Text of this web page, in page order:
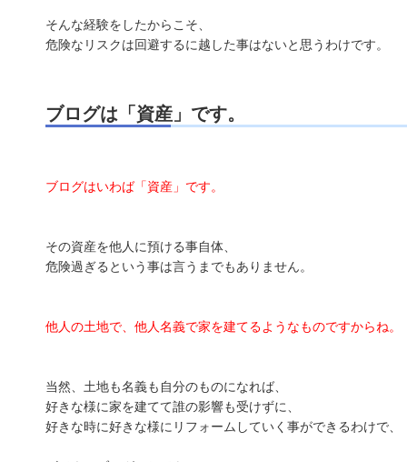
そんな経験をしたからこそ、
危険なリスクは回避するに越した事はないと思うわけです。
ブログは「資産」です。
ブログはいわば「資産」です。
その資産を他人に預ける事自体、
危険過ぎるという事は言うまでもありません。
他人の土地で、他人名義で家を建てるようなものですからね。
当然、土地も名義も自分のものになれば、
好きな様に家を建てて誰の影響も受けずに、
好きな時に好きな様にリフォームしていく事ができるわけで、